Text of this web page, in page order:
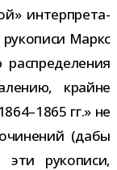
интер­пре­та­
Маркс
крайне
гг.» не
(дабы
эти руко­писи,